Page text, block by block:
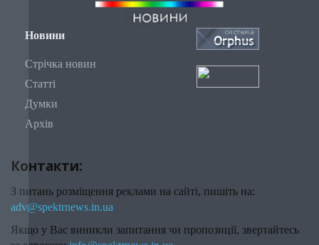
Новини
Стрічка новин
Статті
Думки
Архів
Контакти:
З питань розміщення реклами на сайті, пишіть на:
adv@spektrnews.in.ua
Якщо у Вас виникли запитання чи пропозиції, звертайтесь